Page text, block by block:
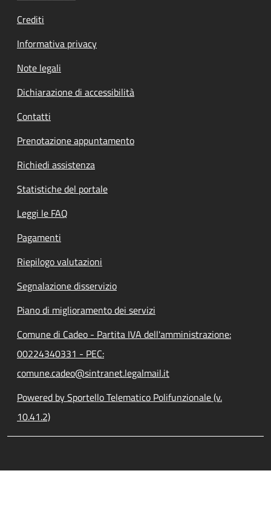
Crediti
Informativa privacy
Note legali
Dichiarazione di accessibilità
Contatti
Prenotazione appuntamento
Richiedi assistenza
Statistiche del portale
Leggi le FAQ
Pagamenti
Riepilogo valutazioni
Segnalazione disservizio
Piano di miglioramento dei servizi
Comune di Cadeo - Partita IVA dell'amministrazione:
00224340331 - PEC:
comune.cadeo@sintranet.legalmail.it
Powered by Sportello Telematico Polifunzionale (v.
10.41.2)